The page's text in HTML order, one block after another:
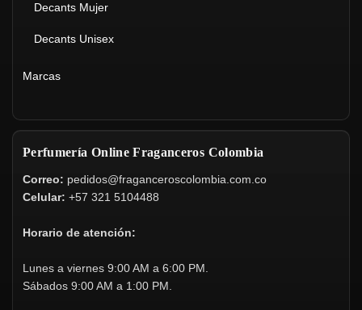
Decants Mujer
Decants Unisex
Marcas
Perfumería Online Fraganceros Colombia
Correo: pedidos@fraganceroscolombia.com.co
Celular: +57 321 5104488
Horario de atención:
Lunes a viernes 9:00 AM a 6:00 PM.
Sábados 9:00 AM a 1:00 PM.